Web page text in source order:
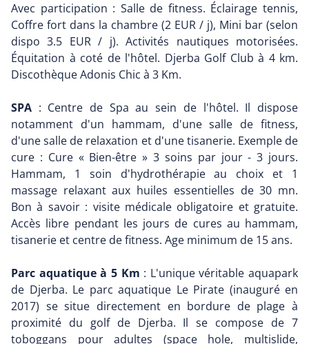
Avec participation : Salle de fitness. Éclairage tennis,
Coffre fort dans la chambre (2 EUR / j), Mini bar (selon
dispo 3.5 EUR / j). Activités nautiques motorisées.
Équitation à coté de l'hôtel. Djerba Golf Club à 4 km.
Discothèque Adonis Chic à 3 Km.
SPA : Centre de Spa au sein de l'hôtel. Il dispose
notamment d'un hammam, d'une salle de fitness,
d'une salle de relaxation et d'une tisanerie. Exemple de
cure : Cure « Bien-être » 3 soins par jour - 3 jours.
Hammam, 1 soin d'hydrothérapie au choix et 1
massage relaxant aux huiles essentielles de 30 mn.
Bon à savoir : visite médicale obligatoire et gratuite.
Accès libre pendant les jours de cures au hammam,
tisanerie et centre de fitness. Age minimum de 15 ans.
Parc aquatique à 5 Km : L'unique véritable aquapark
de Djerba. Le parc aquatique Le Pirate (inauguré en
2017) se situe directement en bordure de plage à
proximité du golf de Djerba. Il se compose de 7
toboggans pour adultes (space hole, multislide,